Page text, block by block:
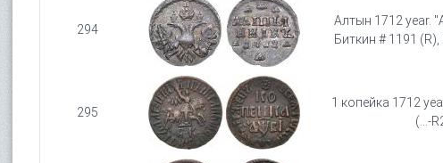
294
Алтын 1712 year.
Биткин # 1191 (R),
295
1 копейка 1712
(...-